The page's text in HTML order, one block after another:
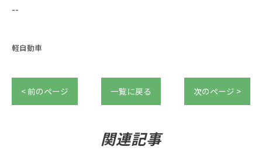
--
軽自動車
< 前のページ 一覧に戻る 次のページ >
関連記事